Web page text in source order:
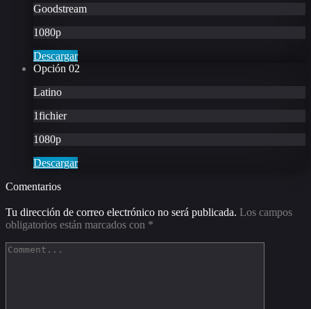
Goodstream
1080p
Descargar
Opción 02
Latino
1fichier
1080p
Descargar
Comentarios
Tu dirección de correo electrónico no será publicada. Los campos
obligatorios están marcados con *